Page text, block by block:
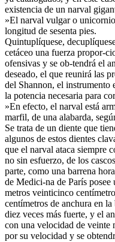
existencia de un narval
»El narval vulgar o
longitud de sesenta pies.
Quintuplíquese,
cetáceo una fuerza propor-
ofensivas y se ob-tendrá el
deseado, el que reunirá las
del Shannon, el
la potencia necesaria para
»En efecto, el narval está
marfil, de una alabarda,
Se trata de un diente que
algunos de estos dientes
que el narval ataca siempre
no sin esfuerzo, de los
parte, como una barrena
de Medici-na de París posee
metros veinticinco
centímetros de anchura en la
diez veces más fuerte, y el
con una velocidad de veinte
por su velocidad y se